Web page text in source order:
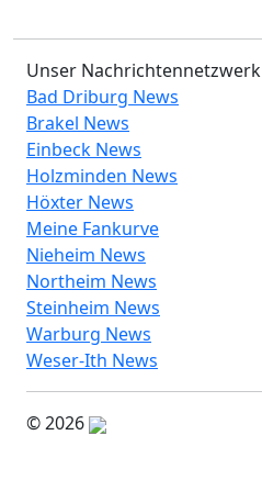
Unser Nachrichtennetzwerk
Bad Driburg News
Brakel News
Einbeck News
Holzminden News
Höxter News
Meine Fankurve
Nieheim News
Northeim News
Steinheim News
Warburg News
Weser-Ith News
© 2026